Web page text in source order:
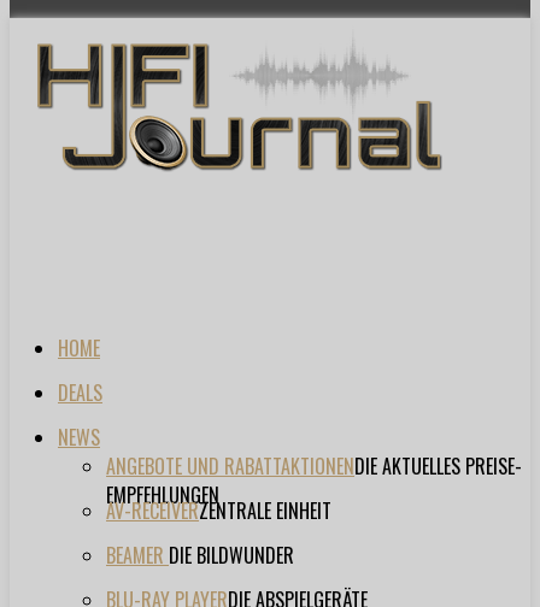
HOME
DEALS
NEWS
ANGEBOTE UND RABATTAKTIONENDIE AKTUELLES PREISE-
EMPFEHLUNGEN
AV-RECEIVERZENTRALE EINHEIT
BEAMER DIE BILDWUNDER
BLU-RAY PLAYERDIE ABSPIELGERÄTE